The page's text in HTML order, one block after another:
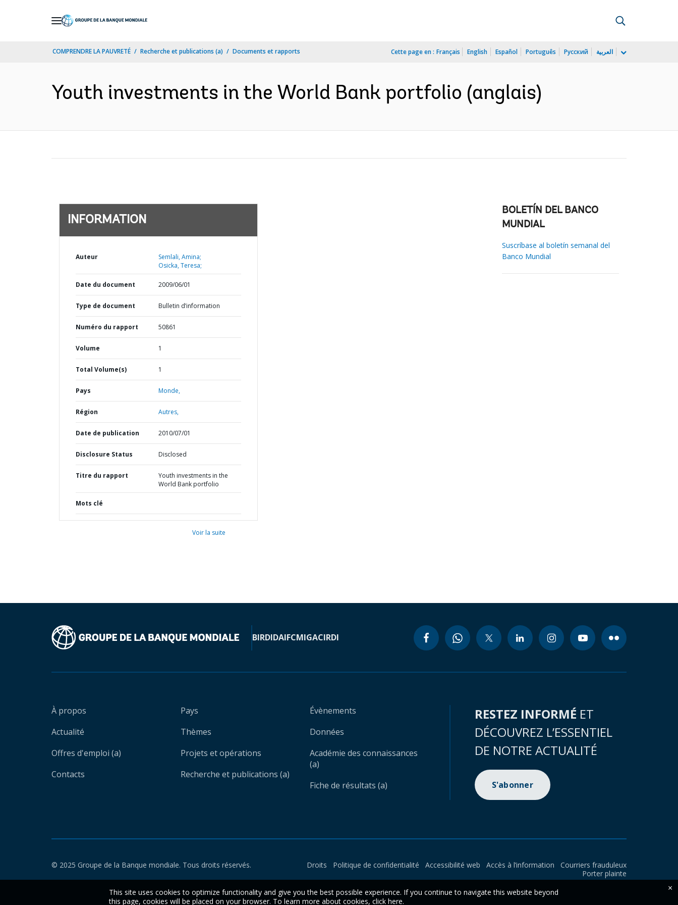
COMPRENDRE LA PAUVRETÉ Recherche et publications (a) Documents et rapports Cette page en : Français English Español Português Русский العربية
Youth investments in the World Bank portfolio (anglais)
INFORMATION
Auteur
Semlali, Amina;
Osicka, Teresa;
Date du document 2009/06/01
Type de document Bulletin d’information
Numéro du rapport 50861
Volume 1
Total Volume(s) 1
Pays Monde,
Région Autres,
Date de publication 2010/07/01
Disclosure Status Disclosed
Titre du rapport
Youth investments in the
World Bank portfolio
Mots clé
Voir la suite
BOLETÍN DEL BANCO
MUNDIAL
Suscríbase al boletín semanal del
Banco Mundial
BIRDIDAIFCMIGACIRDI
À propos
Actualité
Offres d'emploi (a)
Contacts
Pays
Thèmes
Projets et opérations
Recherche et publications (a)
Évènements
Données
Académie des connaissances
(a)
Fiche de résultats (a)
RESTEZ INFORMÉ ET
DÉCOUVREZ L’ESSENTIEL
DE NOTRE ACTUALITÉ
S'abonner
© 2025 Groupe de la Banque mondiale. Tous droits réservés. Droits Politique de confidentialité Accessibilité web Accès à l’information
Courriers frauduleux
Porter plainte
This site uses cookies to optimize functionality and give you the best possible experience. If you continue to navigate this website beyond
this page, cookies will be placed on your browser. To learn more about cookies, click here.
×